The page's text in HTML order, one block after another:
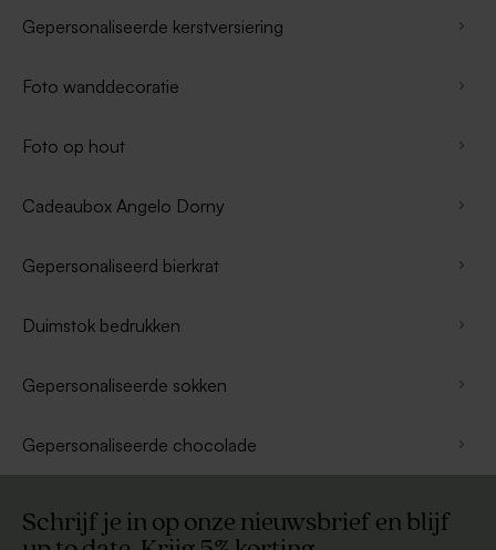
Gepersonaliseerde kerstversiering
Foto wanddecoratie
Foto op hout
Cadeaubox Angelo Dorny
Gepersonaliseerd bierkrat
Duimstok bedrukken
Gepersonaliseerde sokken
Gepersonaliseerde chocolade
Schrijf je in op onze nieuwsbrief en blijf